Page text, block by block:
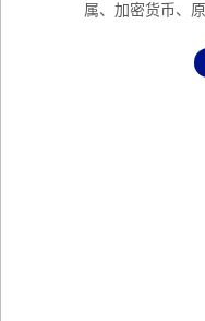
属、加密货币、